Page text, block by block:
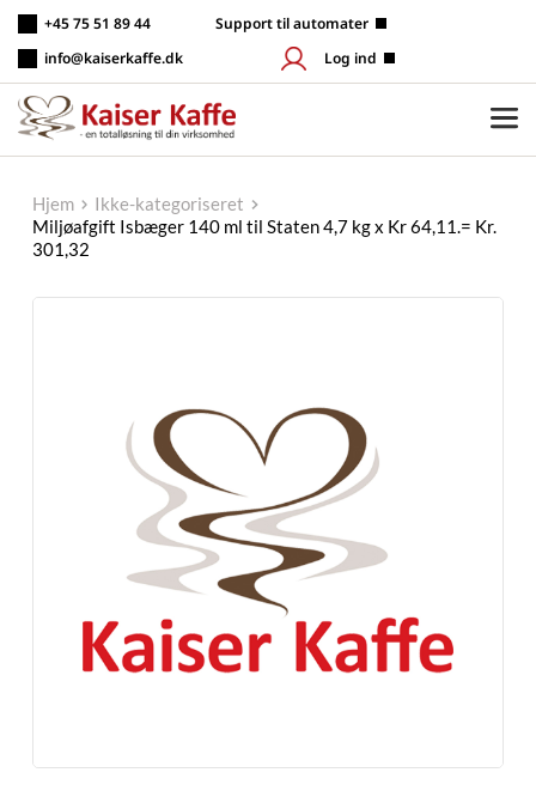
indhold
+45 75 51 89 44
info@kaiserkaffe.dk
Support til automater
Log ind
Hjem
Ikke-kategoriseret
Miljøafgift Isbæger 140 ml til Staten 4,7 kg x Kr 64,11.= Kr.
301,32